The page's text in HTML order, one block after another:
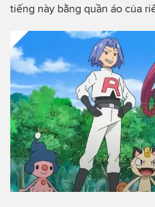
tiếng này bằng quần áo của